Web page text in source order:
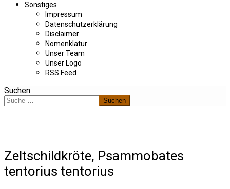
Sonstiges
Impressum
Datenschutzerklärung
Disclaimer
Nomenklatur
Unser Team
Unser Logo
RSS Feed
Suchen
Suchen
Zeltschildkröte, Psammobates
tentorius tentorius